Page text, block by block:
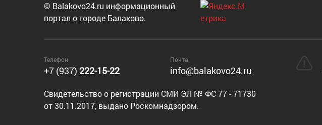
© Balakovo24.ru информационный
портал о городе Балаково.
Телефон
+7 (937) 222-15-22
Почта
info@balakovo24.ru
Cвидетельство о регистрации СМИ ЭЛ № ФС 77 - 71730
от 30.11.2017, выдано Роскомнадзором.